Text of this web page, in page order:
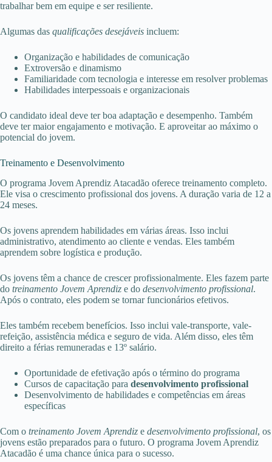
trabalhar bem em equipe e ser resiliente.
Algumas das qualificações desejáveis incluem:
Organização e habilidades de comunicação
Extroversão e dinamismo
Familiaridade com tecnologia e interesse em resolver problemas
Habilidades interpessoais e organizacionais
O candidato ideal deve ter boa adaptação e desempenho. Também
deve ter maior engajamento e motivação. E aproveitar ao máximo o
potencial do jovem.
Treinamento e Desenvolvimento
O programa Jovem Aprendiz Atacadão oferece treinamento completo.
Ele visa o crescimento profissional dos jovens. A duração varia de 12 a
24 meses.
Os jovens aprendem habilidades em várias áreas. Isso inclui
administrativo, atendimento ao cliente e vendas. Eles também
aprendem sobre logística e produção.
Os jovens têm a chance de crescer profissionalmente. Eles fazem parte
do treinamento Jovem Aprendiz e do desenvolvimento profissional.
Após o contrato, eles podem se tornar funcionários efetivos.
Eles também recebem benefícios. Isso inclui vale-transporte, vale-
refeição, assistência médica e seguro de vida. Além disso, eles têm
direito a férias remuneradas e 13º salário.
Oportunidade de efetivação após o término do programa
Cursos de capacitação para desenvolvimento profissional
Desenvolvimento de habilidades e competências em áreas
específicas
Com o treinamento Jovem Aprendiz e desenvolvimento profissional, os
jovens estão preparados para o futuro. O programa Jovem Aprendiz
Atacadão é uma chance única para o sucesso.